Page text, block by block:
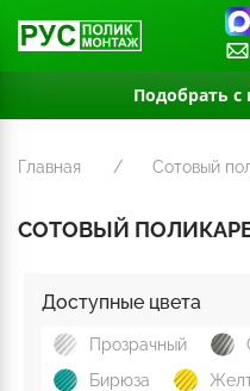
Подобрать с
Главная Сотовый
СОТОВЫЙ
Доступные цвета
Прозрачный
Бирюза